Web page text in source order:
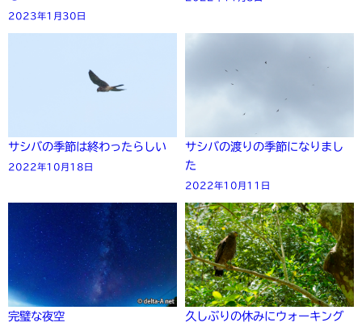
2023年1月30日
サシバの季節は終わったらしい
2022年10月18日
サシバの渡りの季節になりまし
た
2022年10月11日
完璧な夜空 久しぶりの休みにウォーキング